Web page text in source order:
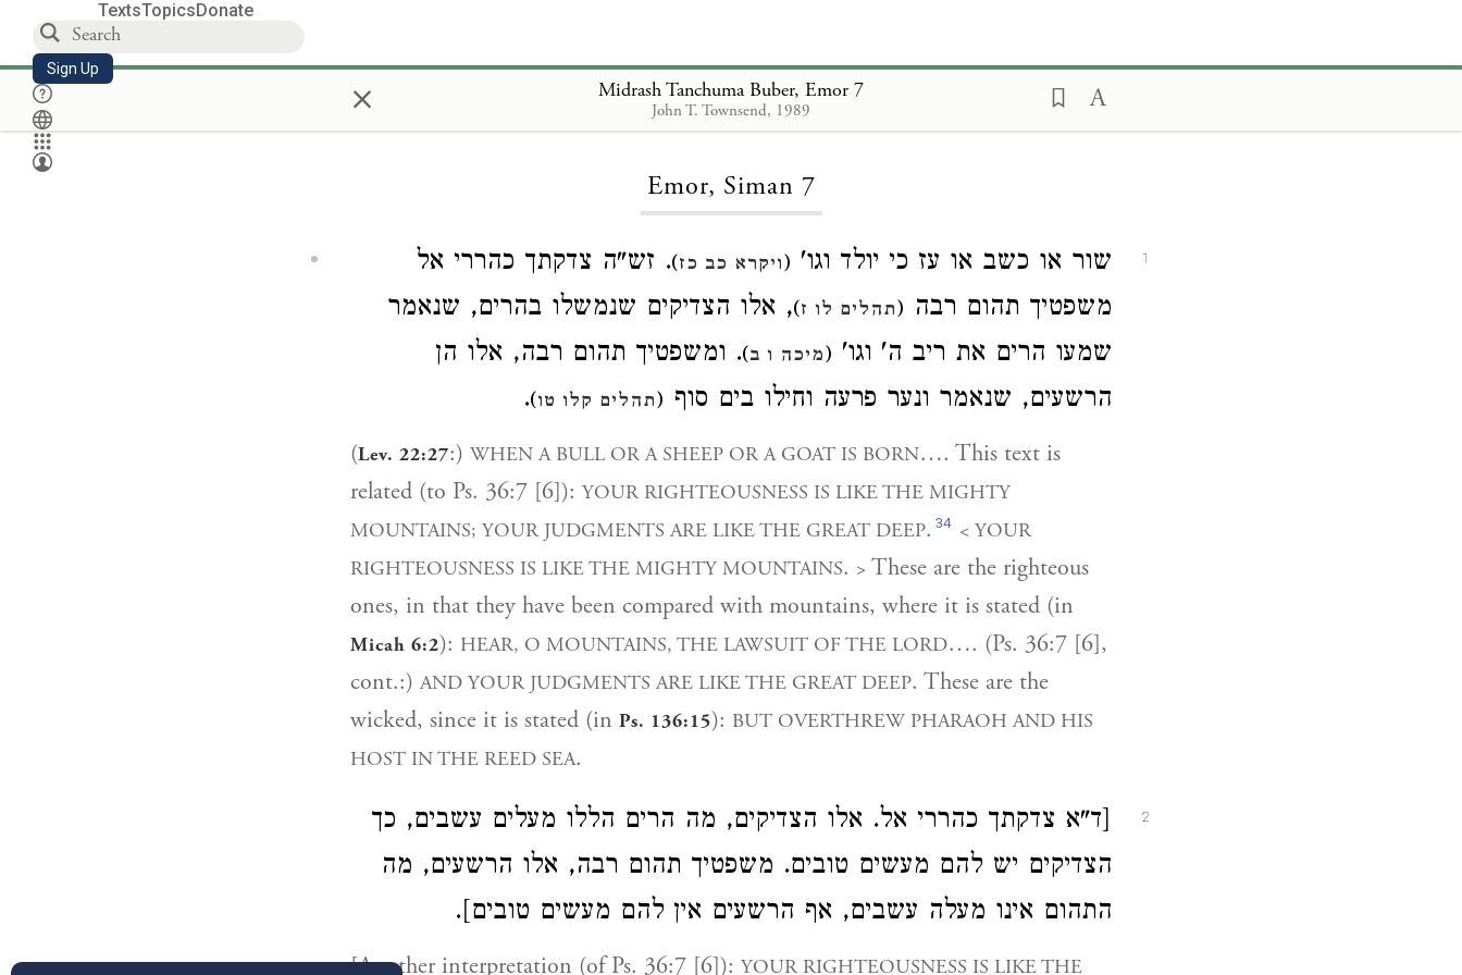
TextsTopicsDonate
Sign Up × Midrash Tanchuma Buber, Emor 7
John T. Townsend, 1989
Loading...
Emor, Siman 7
1 שור או כשב או עז כי יולד וגו' (ויקרא כב כז). זש"ה צדקתך כהררי אל
משפטיך תהום רבה (תהלים לו ז), אלו הצדיקים שנמשלו בהרים, שנאמר
שמעו הרים את ריב ה' וגו' (מיכה ו ב). ומשפטיך תהום רבה, אלו הן
הרשעים, שנאמר ונער פרעה וחילו בים סוף (תהלים קלו טו)
.
(Lev. 22:27:) WHEN A BULL OR A SHEEP OR A GOAT IS BORN…. This text is
related (to Ps. 36:7 [6]): YOUR RIGHTEOUSNESS IS LIKE THE MIGHTY
MOUNTAINS; YOUR JUDGMENTS ARE LIKE THE GREAT DEEP. 34 < YOUR
RIGHTEOUSNESS IS LIKE THE MIGHTY MOUNTAINS. > These are the righteous
ones, in that they have been compared with mountains, where it is stated (in
Micah 6:2): HEAR, O MOUNTAINS, THE LAWSUIT OF THE LORD…. (Ps. 36:7 [6],
cont.:)AND YOUR JUDGMENTS ARE LIKE THE GREAT DEEP. These are the
wicked, since it is stated (in Ps. 136:15): BUT OVERTHREW PHARAOH AND HIS
HOST IN THE REED SEA.
2
[ד"א צדקתך כהררי אל. אלו הצדיקים, מה הרים הללו מעלים עשבים, כך
הצדיקים יש להם מעשים טובים. משפטיך תהום רבה, אלו הרשעים, מה
התהום אינו מעלה עשבים, אף הרשעים אין להם מעשים טובים].
[Another interpretation (of Ps. 36:7 [6]): YOUR RIGHTEOUSNESS IS LIKE THE